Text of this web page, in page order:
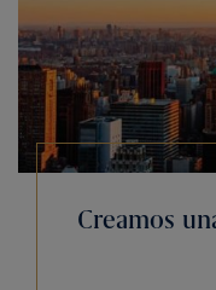
Creamos